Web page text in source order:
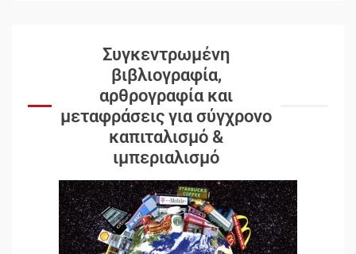
Συγκεντρωμένη
βιβλιογραφία,
αρθρογραφία και
μεταφράσεις για σύγχρονο
καπιταλισμό &
ιμπεριαλισμό